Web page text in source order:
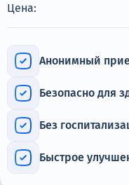
+7 (861) 217-66-74
Адрес call-центра
Краснодар, Московская
Цена:
Анонимный
Безопасно для
Без
Быстрое